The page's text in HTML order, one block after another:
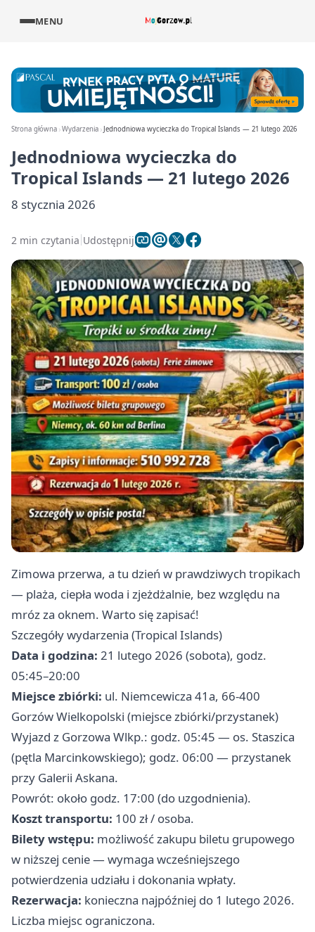
MENU
Strona główna Wydarzenia Jednodniowa wycieczka do Tropical Islands — 21 lutego 2026
Jednodniowa wycieczka do
Tropical Islands — 21 lutego 2026
8 stycznia 2026
2 min czytania Udostępnij
Zimowa przerwa, a tu dzień w prawdziwych tropikach
— plaża, ciepła woda i zjeżdżalnie, bez względu na
mróz za oknem. Warto się zapisać!
Szczegóły wydarzenia (Tropical Islands)
Data i godzina: 21 lutego 2026 (sobota), godz.
05:45–20:00
Miejsce zbiórki: ul. Niemcewicza 41a, 66-400
Gorzów Wielkopolski (miejsce zbiórki/przystanek)
Wyjazd z Gorzowa Wlkp.: godz. 05:45 — os. Staszica
(pętla Marcinkowskiego); godz. 06:00 — przystanek
przy Galerii Askana.
Powrót: około godz. 17:00 (do uzgodnienia).
Koszt transportu: 100 zł / osoba.
Bilety wstępu: możliwość zakupu biletu grupowego
w niższej cenie — wymaga wcześniejszego
potwierdzenia udziału i dokonania wpłaty.
Rezerwacja: konieczna najpóźniej do 1 lutego 2026.
Liczba miejsc ograniczona.